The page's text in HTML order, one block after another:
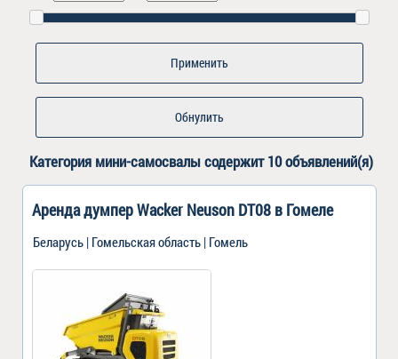
Обнулить
Категория мини-самосвалысодержит 10 объявлений(я)
Аренда думпер Wacker Neuson DT08 в Гомеле
Беларусь | Гомельская область | Гомель